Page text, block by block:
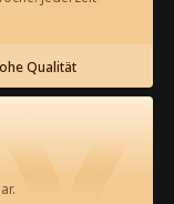
Qualität